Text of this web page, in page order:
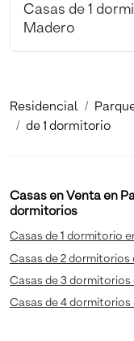
Casas de 1
Madero
Residencial
de 1 dormitorio
Casas en Venta en
dormitorios
Casas de 1 dormitorio
Casas de 2 dormitorios
Casas de 3 dormitorios
Casas de 4 dormitorios